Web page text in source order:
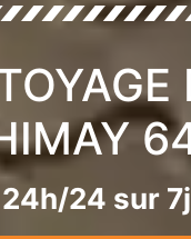
24 sur